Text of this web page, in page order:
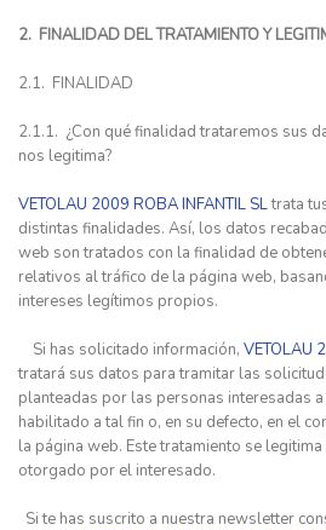
2. FINALIDAD DEL TRATAMIENTO Y
2.1. FINALIDAD
2.1.1. ¿Con qué finalidad trataremos sus
nos legitima?
VETOLAU 2009 ROBA INFANTIL SLtrata
distintas finalidades. Así, los datos
web son tratados con la finalidad de
relativos al tráfico de la página web,
intereses legítimos propios.
Si has solicitado información, VETOLAU
tratará sus datos para tramitar las
planteadas por las personas interesadas
habilitado a tal fin o, en su defecto, en el
la página web. Este tratamiento se
otorgado por el interesado.
Si te has suscrito a nuestra newsletter